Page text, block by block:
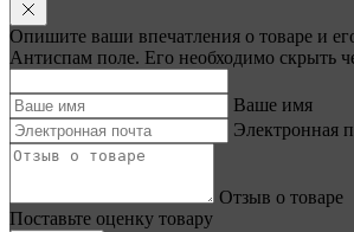
Опишите ваши впечатления о товаре и
Антиспам поле. Его необходимо скрыть
Ваше имя
Электронная
Отзыв о товаре
Поставьте оценку товару